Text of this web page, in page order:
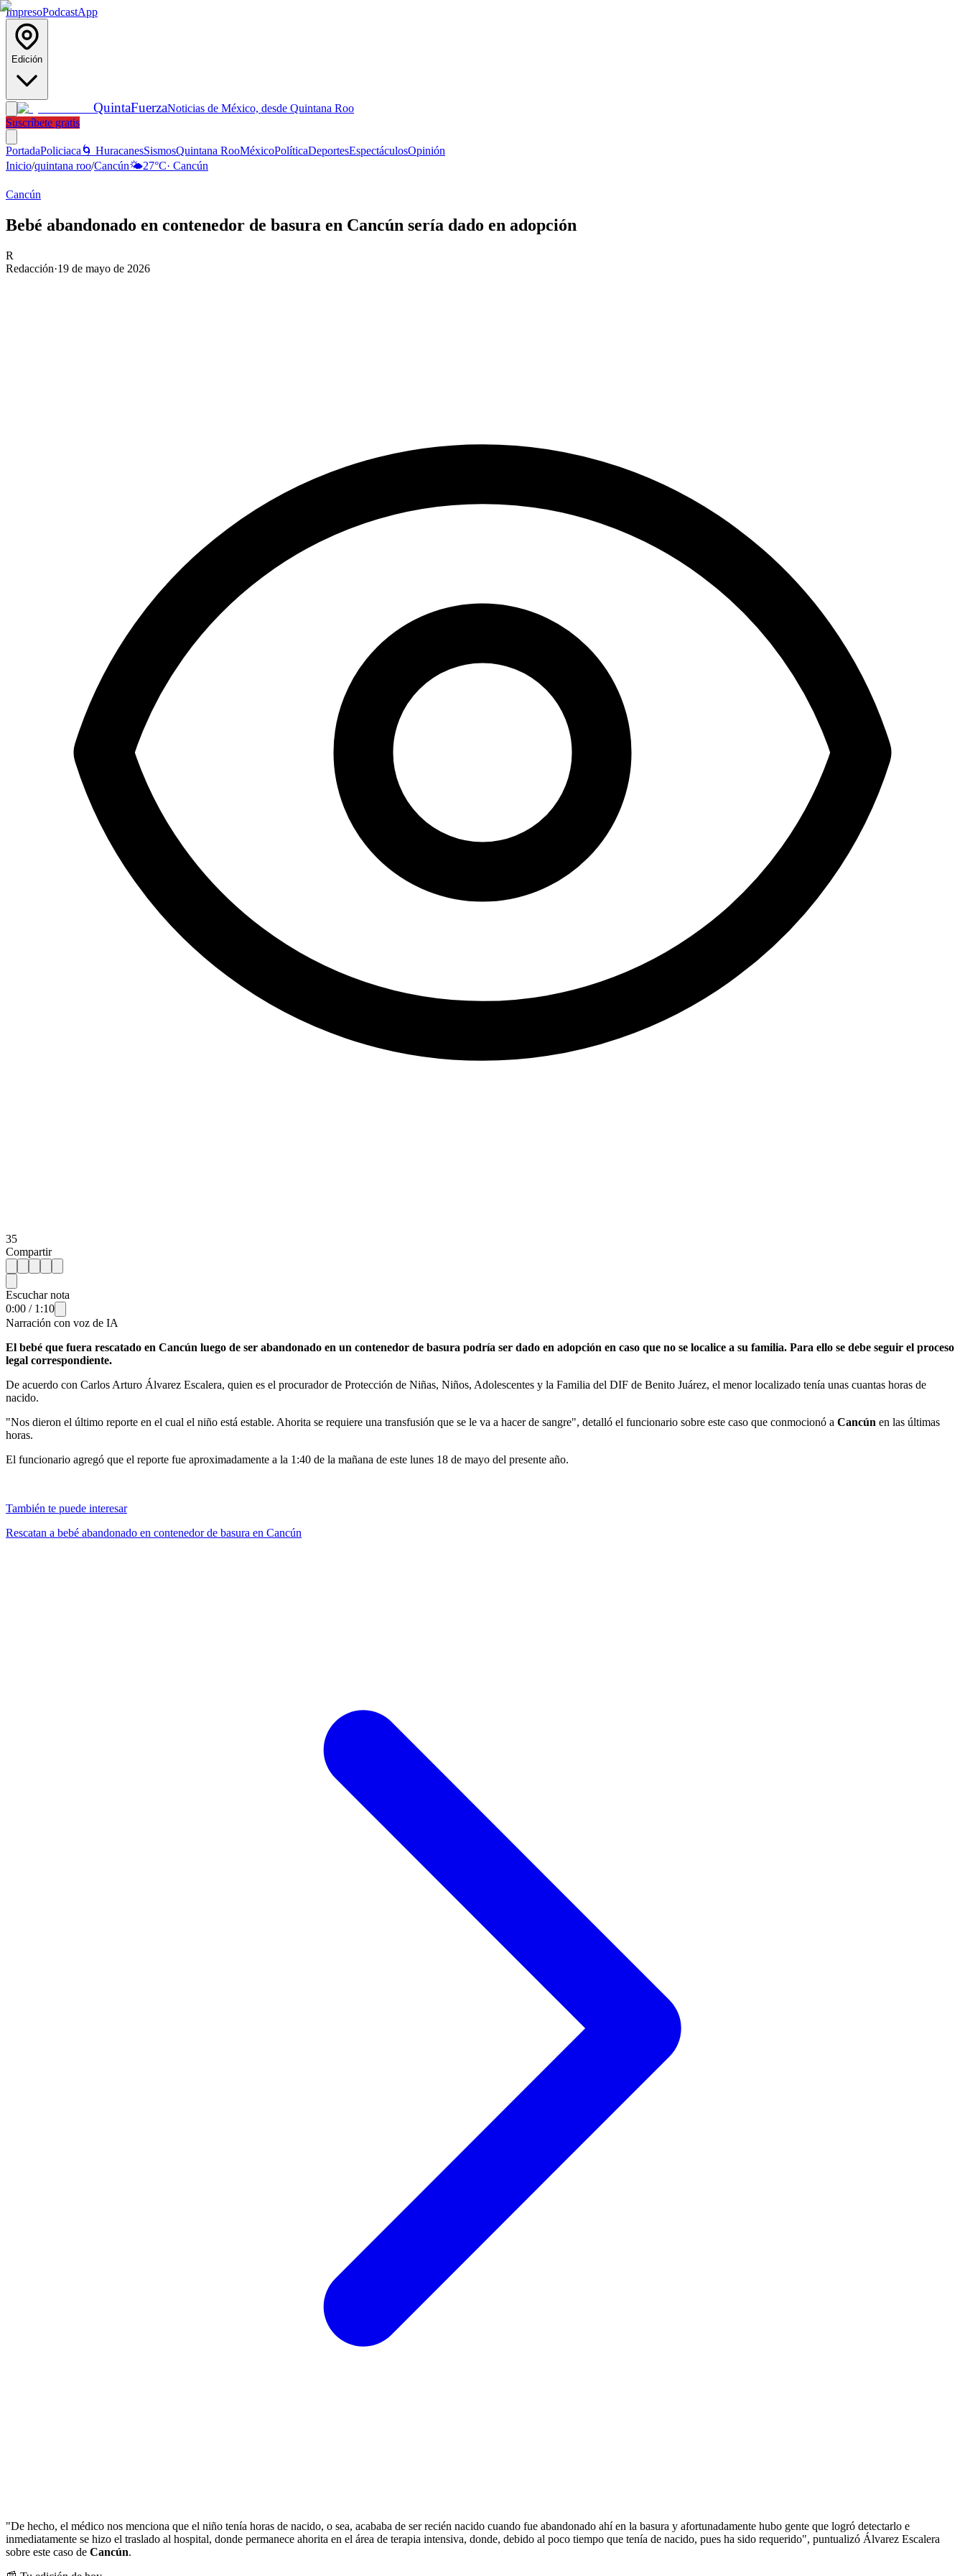
ImpresoPodcastApp
Edición
QuintaFuerzaNoticias de México, desde Quintana Roo
Suscríbete gratis
PortadaPoliciaca 🌀 HuracanesSismosQuintana RooMéxicoPolíticaDeportesEspectáculosOpinión
Inicio/quintana roo/Cancún🌤️27°C· Cancún
Cancún
Bebé abandonado en contenedor de basura en Cancún sería dado en adopción
R
Redacción·19 de mayo de 2026
35
Compartir
Escuchar nota
0:00 / 1:10
Narración con voz de IA
El bebé que fuera rescatado en Cancún luego de ser abandonado en un contenedor de basura podría ser dado en adopción en caso que no se localice a su familia. Para ello se debe seguir el proceso
legal correspondiente.
De acuerdo con Carlos Arturo Álvarez Escalera, quien es el procurador de Protección de Niñas, Niños, Adolescentes y la Familia del DIF de Benito Juárez, el menor localizado tenía unas cuantas horas de
nacido.
"Nos dieron el último reporte en el cual el niño está estable. Ahorita se requiere una transfusión que se le va a hacer de sangre", detalló el funcionario sobre este caso que conmocionó a Cancún en las últimas
horas.
El funcionario agregó que el reporte fue aproximadamente a la 1:40 de la mañana de este lunes 18 de mayo del presente año.
También te puede interesar
Rescatan a bebé abandonado en contenedor de basura en Cancún
"De hecho, el médico nos menciona que el niño tenía horas de nacido, o sea, acababa de ser recién nacido cuando fue abandonado ahí en la basura y afortunadamente hubo gente que logró detectarlo e
inmediatamente se hizo el traslado al hospital, donde permanece ahorita en el área de terapia intensiva, donde, debido al poco tiempo que tenía de nacido, pues ha sido requerido", puntualizó Álvarez Escalera
sobre este caso de Cancún.